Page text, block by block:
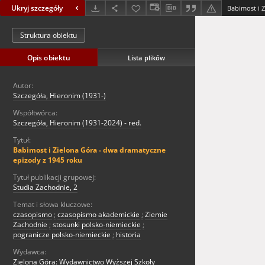
Ukryj szczegóły
Struktura obiektu
Opis obiektu Lista plików
Autor:
Szczegóła, Hieronim (1931-)
Współtwórca:
Szczegóła, Hieronim (1931-2024) - red.
Tytuł:
Babimost i Zielona Góra - dwa dramatyczne
epizody z 1945 roku
Tytuł publikacji grupowej:
Studia Zachodnie, 2
Temat i słowa kluczowe:
czasopismo ; czasopismo akademickie ; Ziemie
Zachodnie ; stosunki polsko-niemieckie ;
pogranicze polsko-niemieckie ; historia
Wydawca:
Zielona Góra: Wydawnictwo Wyższej Szkoły